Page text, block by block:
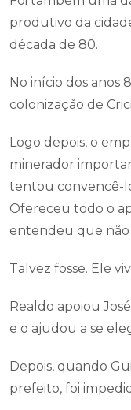
produtivo da
década de 80.
No início dos anos
colonização de
Logo depois, o
minerador
tentou convencê-
Ofereceu todo o
entendeu que não
Talvez fosse. Ele
Realdo apoiou
e o ajudou a se
Depois, quando
prefeito, foi